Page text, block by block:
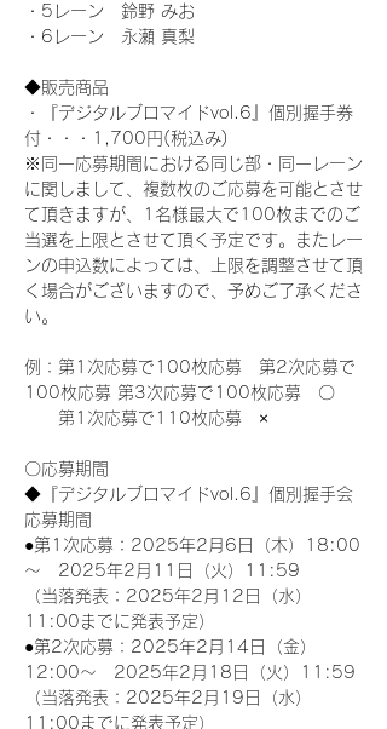
・5レーン　鈴野 みお
・6レーン　永瀬 真梨
◆販売商品
・『デジタルブロマイドvol.6』個別握手券
付・・・1,700円(税込み)
※同一応募期間における同じ部・同一レーン
に関しまして、複数枚のご応募を可能とさせ
て頂きますが、1名様最大で100枚までのご
当選を上限とさせて頂く予定です。またレー
ンの申込数によっては、上限を調整させて頂
く場合がございますので、予めご了承くださ
い。
例：第1次応募で100枚応募　第2次応募で
100枚応募 第3次応募で100枚応募　〇
第1次応募で110枚応募　×
〇応募期間
◆『デジタルブロマイドvol.6』個別握手会
応募期間
●第1次応募：2025年2月6日（木）18:00
～　2025年2月11日（火）11:59
（当落発表：2025年2月12日（水）
11:00までに発表予定）
●第2次応募：2025年2月14日（金）
12:00～　2025年2月18日（火）11:59
（当落発表：2025年2月19日（水）
11:00までに発表予定）